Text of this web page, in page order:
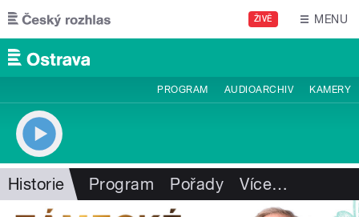
Přejít k hlavnímu obsahu
ŽIVĚ MENU
PROGRAM AUDIOARCHIV KAMERY
Historie Program Pořady Více…